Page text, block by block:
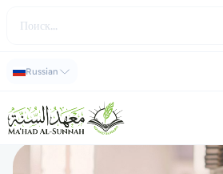
Russian